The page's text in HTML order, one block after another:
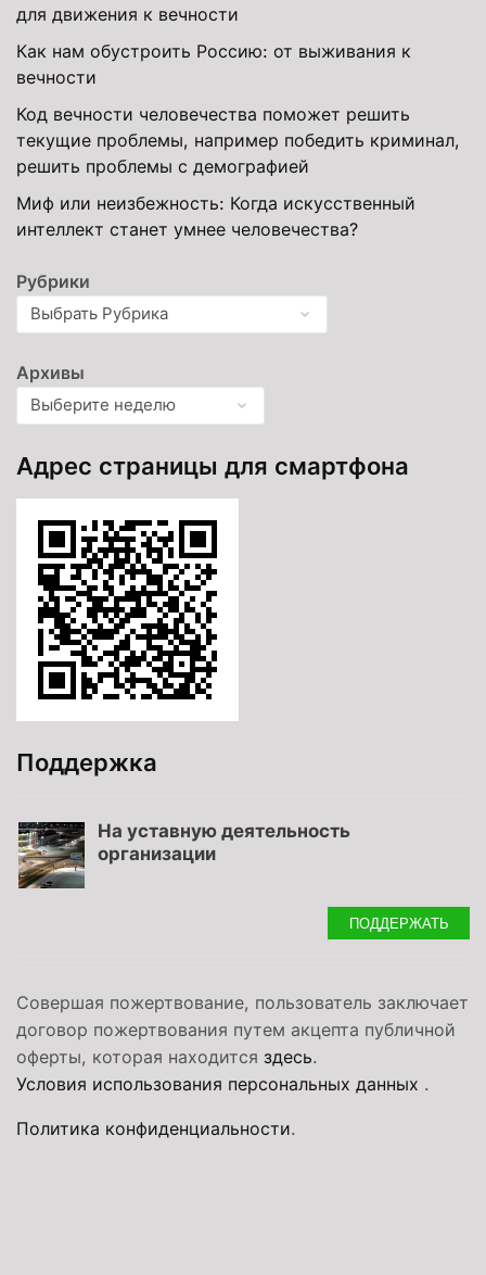
для движения к вечности
Как нам обустроить Россию: от выживания к
вечности
Код вечности человечества поможет решить
текущие проблемы, например победить криминал,
решить проблемы с демографией
Миф или неизбежность: Когда искусственный
интеллект станет умнее человечества?
Рубрики
Архивы
Адрес страницы для смартфона
Поддержка
На уставную деятельность
организации
ПОДДЕРЖАТЬ
Совершая пожертвование, пользователь заключает
договор пожертвования путем акцепта публичной
оферты, которая находится здесь.
Условия использования персональных данных .
Политика конфиденциальности.